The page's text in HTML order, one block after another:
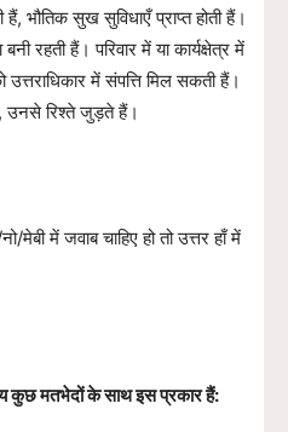
भौतिक सुख सुविधाएँ प्राप्त होती हैं।
रहती हैं। परिवार में या कार्यक्षेत्र में
उत्तराधिकार में संपत्ति मिल सकती हैं।
उनसे रिश्ते जुड़ते हैं।
में जवाब चाहिए हो तो उत्तर हाँ में
कुछ मतभेदों के साथ इस प्रकार हैं: